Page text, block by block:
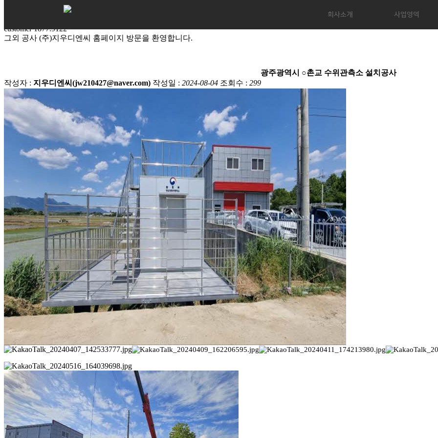
회사소개 사업영역
customer1877.9122
그외 공사 (주)지우디엔씨 홈페이지 방문을 환영합니다.
광주광역시 ○촌교 수위관측소 설치공사
작성자 : 지우디엔씨(jw210427@naver.com) 작성일 : 2024-08-04 조회수 : 299